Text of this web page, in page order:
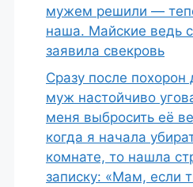
мужем решили —
наша. Майские ведь
заявила свекровь
Сразу после похорон
муж настойчиво
меня выбросить её
когда я начала
комнате, то нашла
записку: «Мам, если